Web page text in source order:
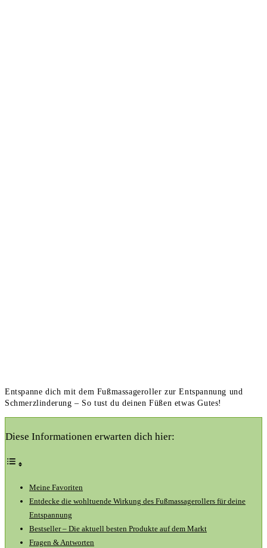
Entspanne dich mit dem Fußmassageroller zur Entspannung und
Schmerzlinderung – So tust du deinen Füßen etwas Gutes!
Diese Informationen erwarten dich hier:
Meine Favoriten
Entdecke die ⁣wohltuende Wirkung ⁣des Fußmassagerollers⁣ für⁢ deine
Entspannung
Bestseller – Die aktuell⁢ besten Produkte auf dem Markt
Fragen & Antworten